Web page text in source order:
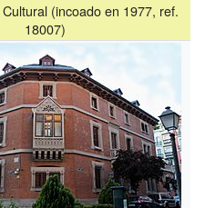
(incoado en 1977, ref.
18007)